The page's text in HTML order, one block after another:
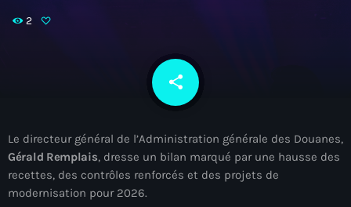
À Propos
TV Direct
2
share
email
Le directeur général de l’Administration générale des Douanes,
Gérald Remplais, dresse un bilan marqué par une hausse des
recettes, des contrôles renforcés et des projets de
modernisation pour 2026.